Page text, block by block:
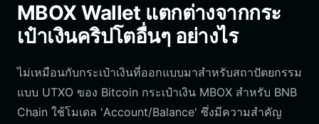
MBOX Wallet แตกต่างจากกระ
เป๋าเงินคริปโตอื่นๆ อย่างไร
ไม่เหมือนกับกระเป๋าเงินที่ออกแบบมาสำหรับสถาปัตยกรรม
แบบ UTXO ของ Bitcoin กระเป๋าเงิน MBOX สำหรับ BNB
Chain ใช้โมเดล 'Account/Balance' ซึ่งมีความสำคัญ